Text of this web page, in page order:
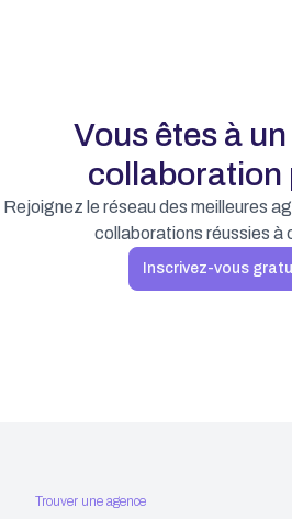
Vous êtes à
collaboration
Rejoignez le réseau des meilleures
collaborations réussies à
Inscrivez-vous
Trouver une agence